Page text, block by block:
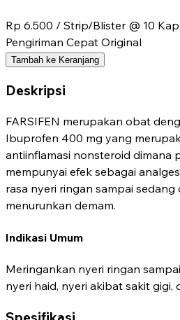
Rp 6.500 / Strip/Blister @ 10
Pengiriman Cepat Original
Tambah ke Keranjang
Deskripsi
FARSIFEN merupakan obat
Ibuprofen 400 mg yang
antiinflamasi nonsteroid dimana
mempunyai efek sebagai
rasa nyeri ringan sampai
menurunkan demam.
Indikasi Umum
Meringankan nyeri ringan
nyeri haid, nyeri akibat sakit gigi,